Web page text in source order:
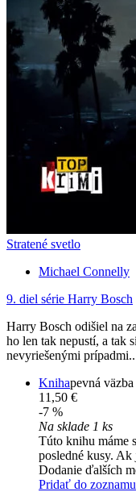
Stratené svetlo
Michael Connelly
9. diel série Harry Bosch
Harry Bosch odišiel na
ho len tak nepustí, a tak
nevyriešenými
Knihapevná
11,50 €
-7 %
Na sklade 1 ks
Túto knihu máme
posledné kusy.
Dodanie ďalších
Pridať do zoznamu